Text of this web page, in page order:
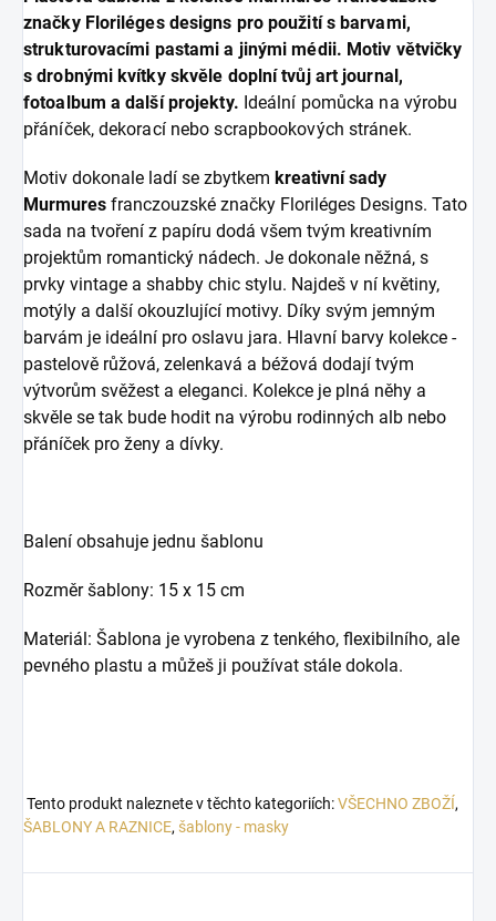
značky Floriléges designs pro použití s barvami,
strukturovacími pastami a jinými médii. Motiv větvičky
s drobnými kvítky skvěle doplní tvůj art journal,
fotoalbum a další projekty. Ideální pomůcka na výrobu
přáníček, dekorací nebo scrapbookových stránek.
Motiv dokonale ladí se zbytkem kreativní sady
Murmures franczouzské značky Floriléges Designs. Tato
sada na tvoření z papíru dodá všem tvým kreativním
projektům romantický nádech. Je dokonale něžná, s
prvky vintage a shabby chic stylu. Najdeš v ní květiny,
motýly a další okouzlující motivy. Díky svým jemným
barvám je ideální pro oslavu jara. Hlavní barvy kolekce -
pastelově růžová, zelenkavá a béžová dodají tvým
výtvorům svěžest a eleganci. Kolekce je plná něhy a
skvěle se tak bude hodit na výrobu rodinných alb nebo
přáníček pro ženy a dívky.
Balení obsahuje jednu šablonu
Rozměr šablony: 15 x 15 cm
Materiál: Šablona je vyrobena z tenkého, flexibilního, ale
pevného plastu a můžeš ji používat stále dokola.
Tento produkt naleznete v těchto kategoriích:VŠECHNO ZBOŽÍ,
ŠABLONY A RAZNICE, šablony - masky